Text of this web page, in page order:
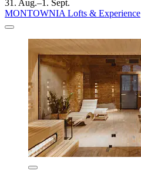
31. Aug.–1. Sept.
MONTOWNIA Lofts & Experience